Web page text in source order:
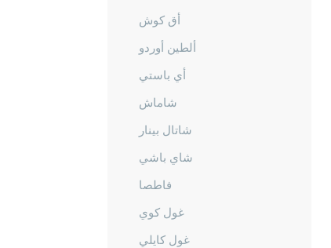
أق كوش
ألطين أوردو
أي باستي
شاماش
شاتال بينار
شاي باشي
فاطصا
غول كوي
غول كايلي